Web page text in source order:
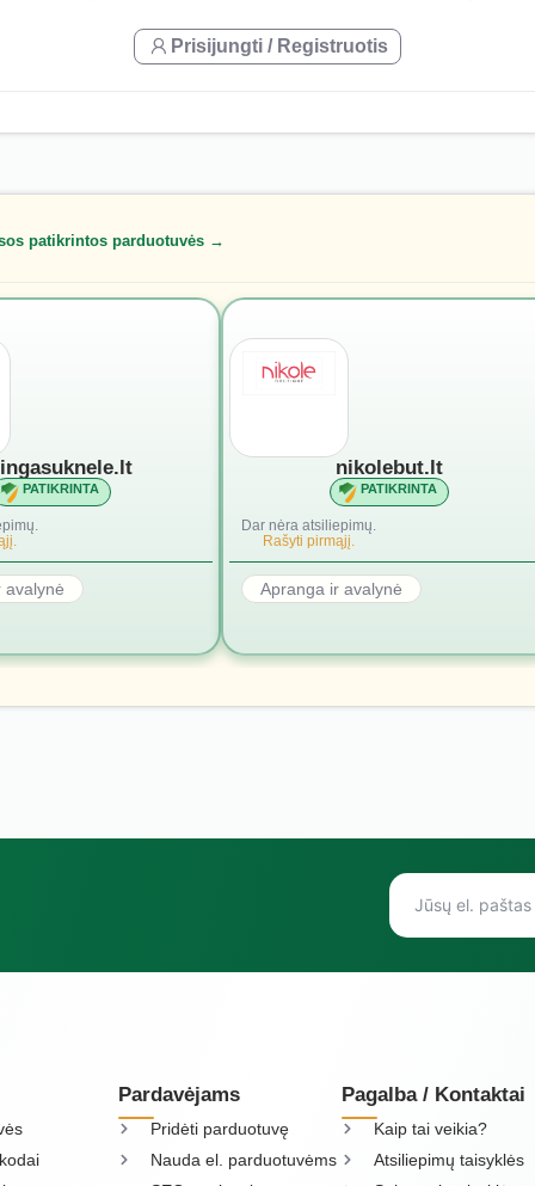
Prisijungti / Registruotis
patikrintos parduotuvės →
PATIKRINTA
avalynė
nikolebut.lt
PATIKRINTA
Dar nėra atsiliepimų.
Rašyti pirmąjį.
Apranga ir avalynė
Pardavėjams
Pridėti parduotuvę
Nauda el. parduotuvėms
Pagalba / Kontaktai
Kaip tai veikia?
Atsiliepimų taisyklės